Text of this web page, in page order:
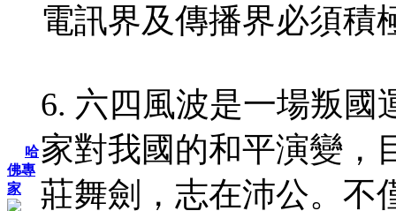
哈
佛專
家
電訊界及傳播界必須積
6. 六四風波是一場叛國
家對我國的和平演變，
莊舞劍，志在沛公。不